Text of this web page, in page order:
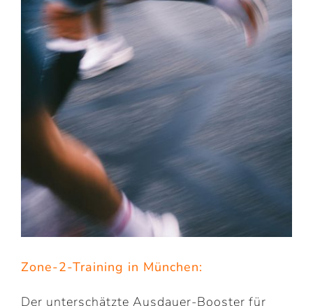
Zone-2-Training in München:
Der unterschätzte Ausdauer-Booster für